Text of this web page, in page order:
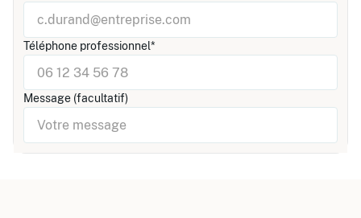
Téléphone professionnel*
Message (facultatif)